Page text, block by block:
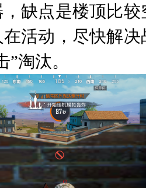
缺点是楼顶比
活动，尽快解
淘汰。